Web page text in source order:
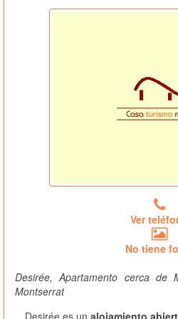
Ver
No tiene
Desirée, Apartamento cerca de
Montserrat